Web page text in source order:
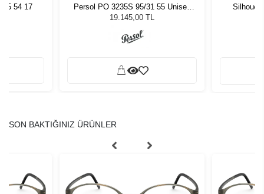
54 17
Persol PO 3235S 95/31 55 Unisex
Güneş Gözlüğü
19.145,00 TL
SON BAKTIĞINIZ ÜRÜNLER